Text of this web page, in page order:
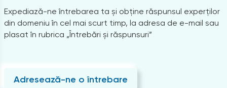
Expediază-ne întrebarea ta și obține răspunsul experților
din domeniu în cel mai scurt timp, la adresa de e-mail sau
plasat în rubrica „Întrebări și răspunsuri”
Adresează-ne o întrebare